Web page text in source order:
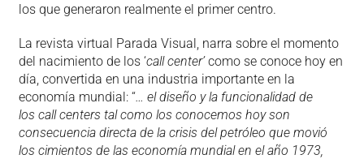
los que generaron realmente el primer centro.
La revista virtual Parada Visual, narra sobre el momento
del nacimiento de los ‘call center’como se conoce hoy en
día, convertida en una industria importante en la
economía mundial: “… el diseño y la funcionalidad de
los call centers tal como los conocemos hoy son
consecuencia directa de la crisis del petróleo que movió
los cimientos de las economía mundial en el año 1973,